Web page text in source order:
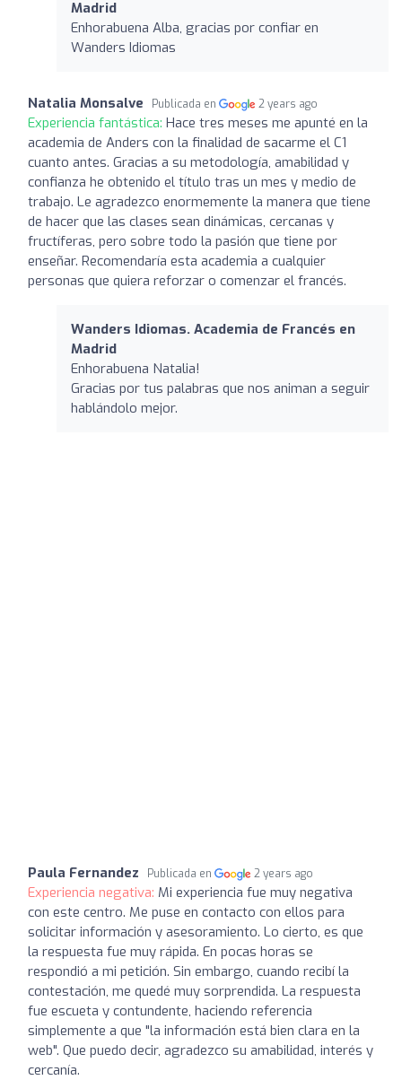
Madrid
Enhorabuena Alba, gracias por confiar en
Wanders Idiomas
Natalia Monsalve Publicada en 2 years ago
Experiencia fantástica: Hace tres meses me apunté en la
academia de Anders con la finalidad de sacarme el C1
cuanto antes. Gracias a su metodología, amabilidad y
confianza he obtenido el título tras un mes y medio de
trabajo. Le agradezco enormemente la manera que tiene
de hacer que las clases sean dinámicas, cercanas y
fructíferas, pero sobre todo la pasión que tiene por
enseñar. Recomendaría esta academia a cualquier
personas que quiera reforzar o comenzar el francés.
Wanders Idiomas. Academia de Francés en
Madrid
Enhorabuena Natalia!
Gracias por tus palabras que nos animan a seguir
hablándolo mejor.
Paula Fernandez Publicada en 2 years ago
Experiencia negativa: Mi experiencia fue muy negativa
con este centro. Me puse en contacto con ellos para
solicitar información y asesoramiento. Lo cierto, es que
la respuesta fue muy rápida. En pocas horas se
respondió a mi petición. Sin embargo, cuando recibí la
contestación, me quedé muy sorprendida. La respuesta
fue escueta y contundente, haciendo referencia
simplemente a que "la información está bien clara en la
web". Que puedo decir, agradezco su amabilidad, interés y
cercanía.